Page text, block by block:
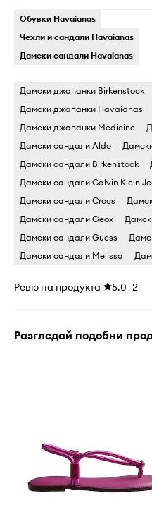
Обувки Havaianas
Чехли и сандали Havaianas
Дамски сандали Havaianas
Дамски джапанки Birkenstock
Дамски джапанки Havaianas
Дамски джапанки Medicine
Дамски сандали Aldo
Дамски сандали Birkenstock
Дамски сандали Calvin Klein
Дамски сандали Crocs
Дамски сандали Geox
Дамски сандали Guess
Дамски сандали Melissa
Ревю на продукта 5.0 2
Разгледай подобни